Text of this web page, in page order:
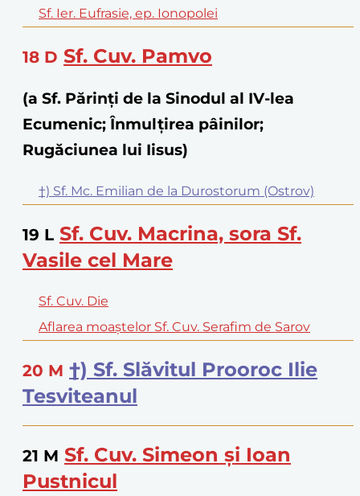
Sf. Ier. Eufrasie, ep. Ionopolei
18 D Sf. Cuv. Pamvo
(a Sf. Părinţi de la Sinodul al IV-lea
Ecumenic; Înmulțirea pâinilor;
Rugăciunea lui Iisus)
†) Sf. Mc. Emilian de la Durostorum (Ostrov)
19 L Sf. Cuv. Macrina, sora Sf.
Vasile cel Mare
Sf. Cuv. Die
Aflarea moaștelor Sf. Cuv. Serafim de Sarov
20 M †) Sf. Slăvitul Prooroc Ilie
Tesviteanul
21 M Sf. Cuv. Simeon și Ioan
Pustnicul